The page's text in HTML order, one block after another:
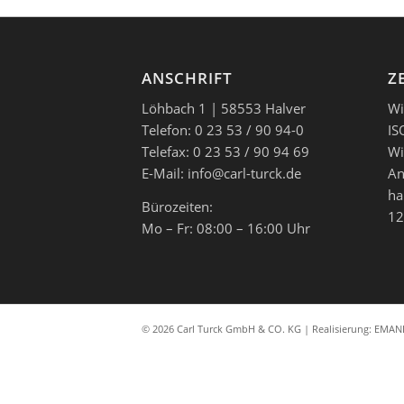
ANSCHRIFT
Löhbach 1 | 58553 Halver
Telefon: 0 23 53 / 90 94-0
Telefax: 0 23 53 / 90 94 69
E-Mail: info@carl-turck.de
Bürozeiten:
Mo – Fr: 08:00 – 16:00 Uhr
© 2026 Carl Turck GmbH & CO. KG | Realisierung: